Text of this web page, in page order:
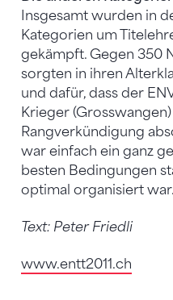
Insgesamt wurden in
Kategorien um
gekämpft. Gegen 350
sorgten in ihren
und dafür, dass der
Krieger
Rangverkündigung
war einfach ein ganz
besten Bedingungen
optimal organisiert
Text: Peter Friedli
www.entt2011.ch